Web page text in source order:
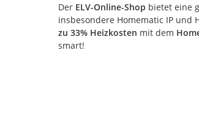
Der ELV-Online-Shop bietet eine
insbesondere Homematic IP und
zu 33% Heizkosten mit dem
smart!